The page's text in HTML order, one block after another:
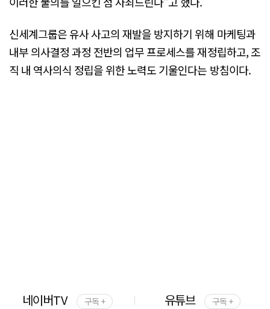
신세계그룹은 유사 사고의 재발을 방지하기 위해 마케팅과
내부 의사결정 과정 전반의 업무 프로세스를 재정립하고, 조
직 내 역사의식 정립을 위한 노력도 기울인다는 방침이다.
네이버TV 구독 + 유튜브 구독 +